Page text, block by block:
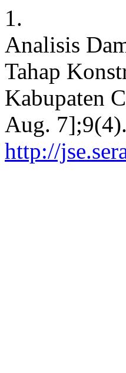
1.
Analisis
Tahap
Kabupaten
Aug.
http://